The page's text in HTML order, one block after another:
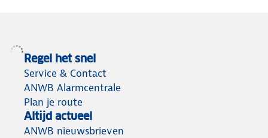
Regel het snel
Service & Contact
ANWB Alarmcentrale
Plan je route
Altijd actueel
ANWB nieuwsbrieven